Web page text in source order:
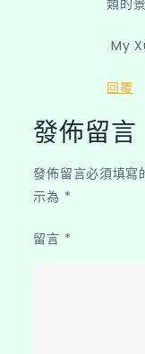
My
回覆
發佈留言
發佈留言必須填寫
示為 *
留言 *